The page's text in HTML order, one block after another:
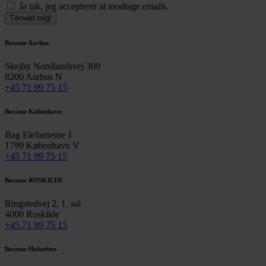
Ja tak, jeg accepterer at modtage emails.
Tilmeld mig!
Become Aarhus
Skejby Nordlandsvej 309
8200 Aarhus N
+45 71 99 75 15
Become København
Bag Elefanterne 1
1799 København V
+45 71 99 75 15
Become ROSKILDE
Ringstedvej 2, 1. sal
4000 Roskilde
+45 71 99 75 15
Become Holstebro